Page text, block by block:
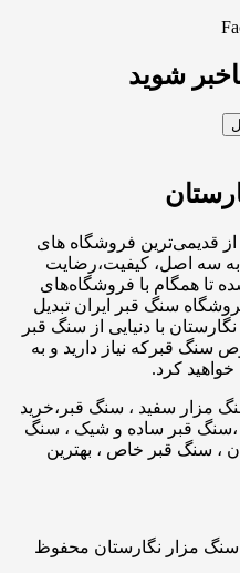
شوید
قدیمی‌ترین فروشگاه های
به سه اصل، کیفیت،رضایت
همگام با فروشگاه‌های
سنگ قبر ایران تبدیل
با دنیایی از سنگ قبر
سنگ قبرکه نیاز دارید و به
کرد.
مزار سفید ، سنگ قبر،خرید
،سنگ قبر ساده و شیک ، سنگ
، سنگ قبر خاص ، بهترین
سنگ مزار نگارستان محفوظ